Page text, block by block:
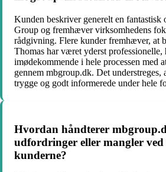
Kunden beskriver generelt en fantastisk
Group og fremhæver virksomhedens
rådgivning. Flere kunder fremhæver, at
Thomas har været yderst
imødekommende i hele processen med
gennem mbgroup.dk. Det understreges,
trygge og godt informerede under hele
Hvordan håndterer
udfordringer eller mangler
kunderne?